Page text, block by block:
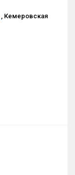
, Кемеровская